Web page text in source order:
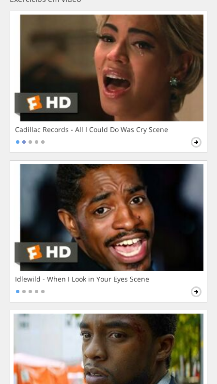
Cadillac Records - All I Could Do Was Cry Scene
Idlewild - When I Look in Your Eyes Scene